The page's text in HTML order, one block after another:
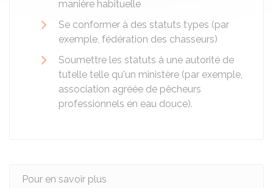
manière habituelle
Se conformer à des statuts types (par
exemple, fédération des chasseurs)
Soumettre les statuts à une autorité de
tutelle telle qu'un ministère (par exemple,
association agréée de pêcheurs
professionnels en eau douce).
Pour en savoir plus